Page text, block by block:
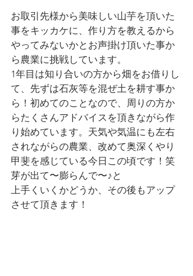
お取引先様から美味しい山芋を頂いた
事をキッカケに、作り方を教えるから
やってみないかとお声掛け頂いた事か
ら農業に挑戦しています。
1年目は知り合いの方から畑をお借りし
て、先ずは石灰等を混ぜ土を耕す事か
ら！初めてのことなので、周りの方か
らたくさんアドバイスを頂きながら作
り始めています。天気や気温にも左右
されながらの農業、改めて奥深くやり
甲斐を感じている今日この頃です！笑
芽が出て〜膨らんで〜♪と
上手くいくかどうか、その後もアップ
させて頂きます！